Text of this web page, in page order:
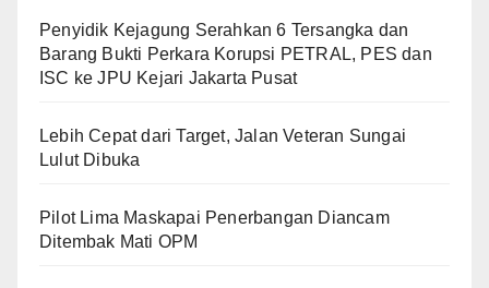
Penyidik Kejagung Serahkan 6 Tersangka dan
Barang Bukti Perkara Korupsi PETRAL, PES dan
ISC ke JPU Kejari Jakarta Pusat
Lebih Cepat dari Target, Jalan Veteran Sungai
Lulut Dibuka
Pilot Lima Maskapai Penerbangan Diancam
Ditembak Mati OPM